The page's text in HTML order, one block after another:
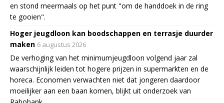
en stond meermaals op het punt "om de handdoek in de ring
te gooien".
Hoger jeugdloon kan boodschappen en terrasje duurder
maken 6 augustus 2026
De verhoging van het minimumjeugdloon volgend jaar zal
waarschijnlijk leiden tot hogere prijzen in supermarkten en de
horeca. Economen verwachten niet dat jongeren daardoor
moeilijker aan een baan komen, blijkt uit onderzoek van